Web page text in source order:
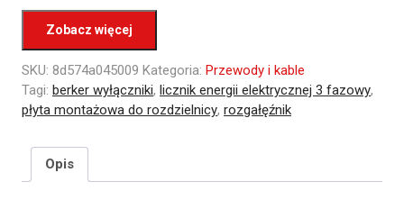
Zobacz więcej
SKU: 8d574a045009 Kategoria: Przewody i kable
Tagi: berker wyłączniki, licznik energii elektrycznej 3 fazowy,
płyta montażowa do rozdzielnicy, rozgałęźnik
Opis